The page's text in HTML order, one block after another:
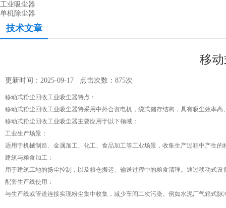
工业吸尘器
单机除尘器
技术文章
移
更新时间：2025-09-17 点击次数：875次
移动式粉尘回收工业吸尘器特点：
移动式粉尘回收工业吸尘器特采用中外合资电机，袋式储存结构，具有吸尘效率
移动式粉尘回收工业吸尘器主要应用于以下领域：
工业生产场景：
适用于机械制造、 金属加工、 化工、 食品加工等工业场景，收集生产过程中产生的
建筑与粮食加工：
用于建筑工地的扬尘控制 ，以及粮仓搬运、输送过程中的粮食清理。通过移动式
配套生产线使用：
与生产线或管道连接实现粉尘集中收集，减少车间二次污染。例如水泥厂气箱式脉